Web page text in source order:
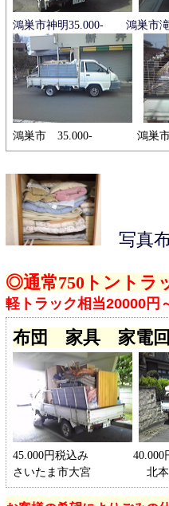
鴻巣市神明35.000- 鴻巣市
鴻巣市 35.000- 鴻巣市
写真
◎通常750トントラ
軽トラック相当20000円
布団 家具 家電
45.000円税込み
さいたま市大宮